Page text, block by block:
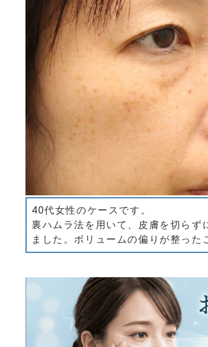
40代女性のケースです。
裏ハムラ法を用いて、皮膚を切らず
ました。ボリュームの偏りが整った